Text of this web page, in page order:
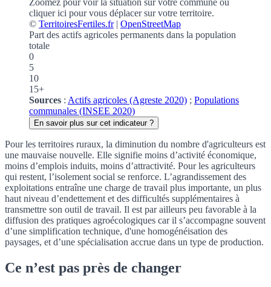
cliquer ici pour vous déplacer sur votre territoire.
© TerritoiresFertiles.fr| OpenStreetMap
Part des actifs agricoles permanents dans la population
totale
0
5
10
15+
Sources : Actifs agricoles (Agreste 2020) ; Populations
communales (INSEE 2020)
En savoir plus sur cet indicateur ?
Pour les territoires ruraux, la diminution du nombre d'agriculteurs est
une mauvaise nouvelle. Elle signifie moins d’activité économique,
moins d’emplois induits, moins d’attractivité. Pour les agriculteurs
qui restent, l’isolement social se renforce. L’agrandissement des
exploitations entraîne une charge de travail plus importante, un plus
haut niveau d’endettement et des difficultés supplémentaires à
transmettre son outil de travail. Il est par ailleurs peu favorable à la
diffusion des pratiques agroécologiques car il s’accompagne souvent
d’une simplification technique, d'une homogénéisation des
paysages, et d’une spécialisation accrue dans un type de production.
Ce n’est pas près de changer